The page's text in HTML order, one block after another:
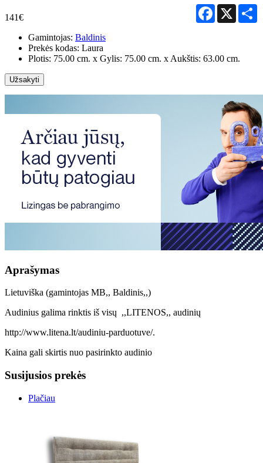
141€
Facebook
X
Gamintojas: Baldinis
Prekės kodas: Laura
Plotis: 75.00 cm. x Gylis: 75.00 cm. x Aukštis: 63.00 cm.
Užsakyti
Aprašymas
Lietuviška (gamintojas MB,, Baldinis,,)
Audinius galima rinktis iš visų ,,LITENOS,, audinių
http://www.litena.lt/audiniu-parduotuve/.
Kaina gali skirtis nuo pasirinkto audinio
Susijusios prekės
Plačiau